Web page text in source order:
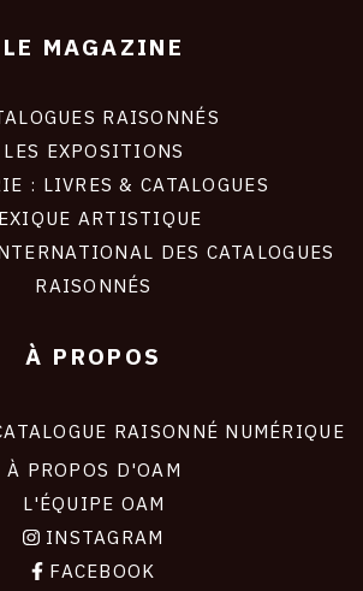
LE MAGAZINE
RAISONNÉS
LES EXPOSITIONS
: LIVRES & CATALOGUES
ARTISTIQUE
DES CATALOGUES
RAISONNÉS
À PROPOS
RAISONNÉ NUMÉRIQUE
À PROPOS D'OAM
L'ÉQUIPE OAM
INSTAGRAM
FACEBOOK